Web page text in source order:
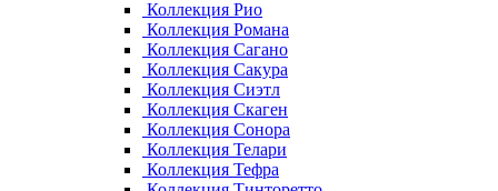
Коллекция Рио
Коллекция Романа
Коллекция Сагано
Коллекция Сакура
Коллекция Сиэтл
Коллекция Скаген
Коллекция Сонора
Коллекция Телари
Коллекция Тефра